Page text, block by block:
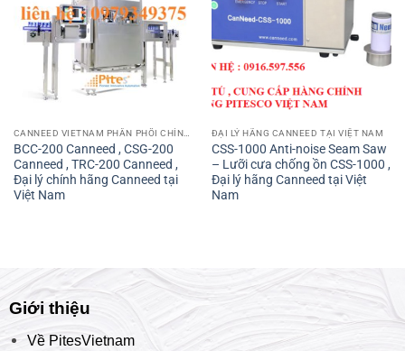
CANNEED VIETNAM PHÂN PHỐI CHÍNH HÃNG CANNEED TẠI VIỆT NAM
BCC-200 Canneed , CSG-200
Canneed , TRC-200 Canneed ,
Đại lý chính hãng Canneed tại
Việt Nam
ĐẠI LÝ HÃNG CANNEED TẠI VIỆT NAM
CSS-1000 Anti-noise Seam Saw
– Lưỡi cưa chống ồn CSS-1000 ,
Đại lý hãng Canneed tại Việt
Nam
Giới thiệu
Về PitesVietnam